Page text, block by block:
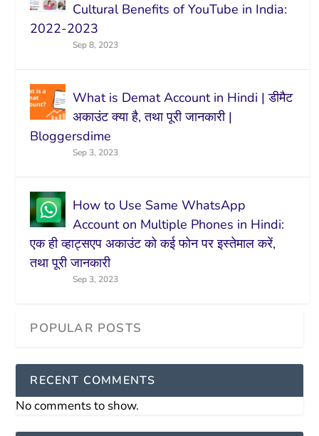
Cultural Benefits of YouTube in India:
2022-2023
Sep 8, 2023
What is Demat Account in Hindi | डीमैट
अकाउंट क्या है, तथा पूरी जानकारी |
Bloggersdime
Sep 3, 2023
How to Use Same WhatsApp
Account on Multiple Phones in Hindi:
एक ही व्हाट्सएप अकाउंट को कई फोन पर इस्तेमाल करें,
तथा पूरी जानकारी
Sep 3, 2023
RECENT COMMENTS
No comments to show.